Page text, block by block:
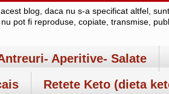
blog, daca nu s-a specificat altfel,
pot fi reproduse, copiate, transmise,
Aperitive- Salate
Retete Keto (dieta